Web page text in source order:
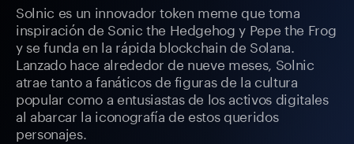
Solnic es un innovador token meme que toma
inspiración de Sonic the Hedgehog y Pepe the Frog
y se funda en la rápida blockchain de Solana.
Lanzado hace alrededor de nueve meses, Solnic
atrae tanto a fanáticos de figuras de la cultura
popular como a entusiastas de los activos digitales
al abarcar la iconografía de estos queridos
personajes.